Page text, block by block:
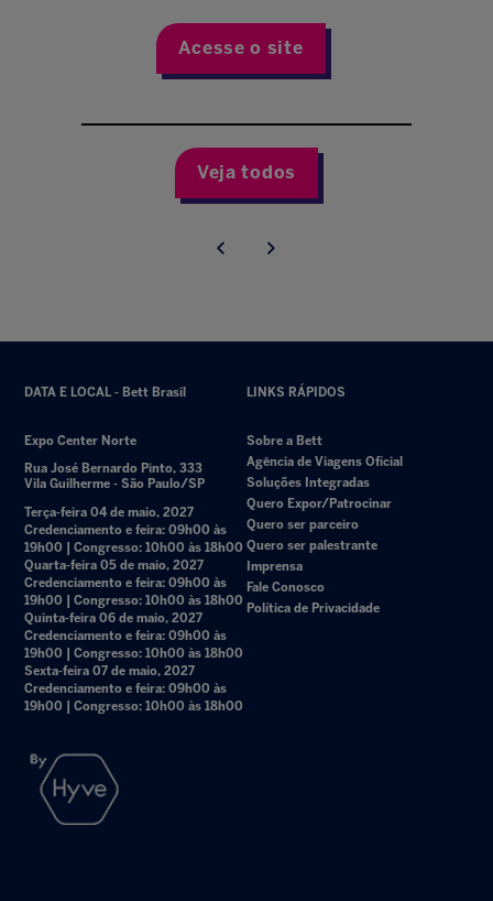
Acesse o site
Veja todos
DATA E LOCAL - Bett Brasil
Expo Center Norte
Rua José Bernardo Pinto, 333
Vila Guilherme - São Paulo/SP
Terça-feira 04 de maio, 2027
Credenciamento e feira: 09h00 às
19h00 | Congresso: 10h00 às 18h00
Quarta-feira 05 de maio, 2027
Credenciamento e feira: 09h00 às
19h00 | Congresso: 10h00 às 18h00
Quinta-feira 06 de maio, 2027
Credenciamento e feira: 09h00 às
19h00 | Congresso: 10h00 às 18h00
Sexta-feira 07 de maio, 2027
Credenciamento e feira: 09h00 às
19h00 | Congresso: 10h00 às 18h00
LINKS RÁPIDOS
Sobre a Bett
Agência de Viagens Oficial
Soluções Integradas
Quero Expor/Patrocinar
Quero ser parceiro
Quero ser palestrante
Imprensa
Fale Conosco
Política de Privacidade